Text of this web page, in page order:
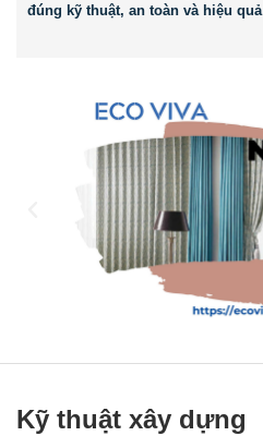
đúng kỹ thuật, an toàn và hiệu quả
Kỹ thuật xây dựng